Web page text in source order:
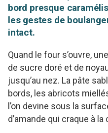
bord presque
les gestes de
intact.
Quand le four s’ouvre,
de sucre doré et de
jusqu’au nez. La pâte
bords, les abricots
l’on devine sous la
d’amande qui craque à la